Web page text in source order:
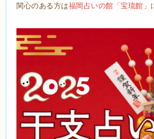
関心のある方は福岡占いの館「宝琉館」